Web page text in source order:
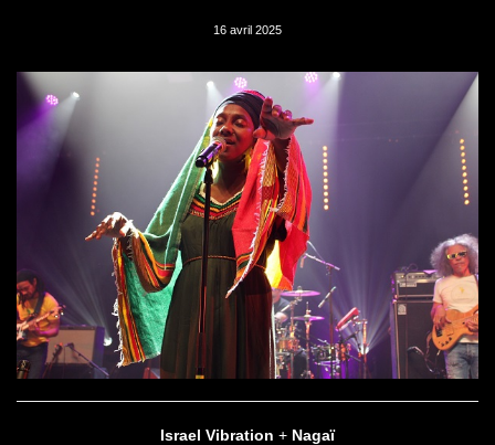
16 avril 2025
Israel Vibration + Nagaï